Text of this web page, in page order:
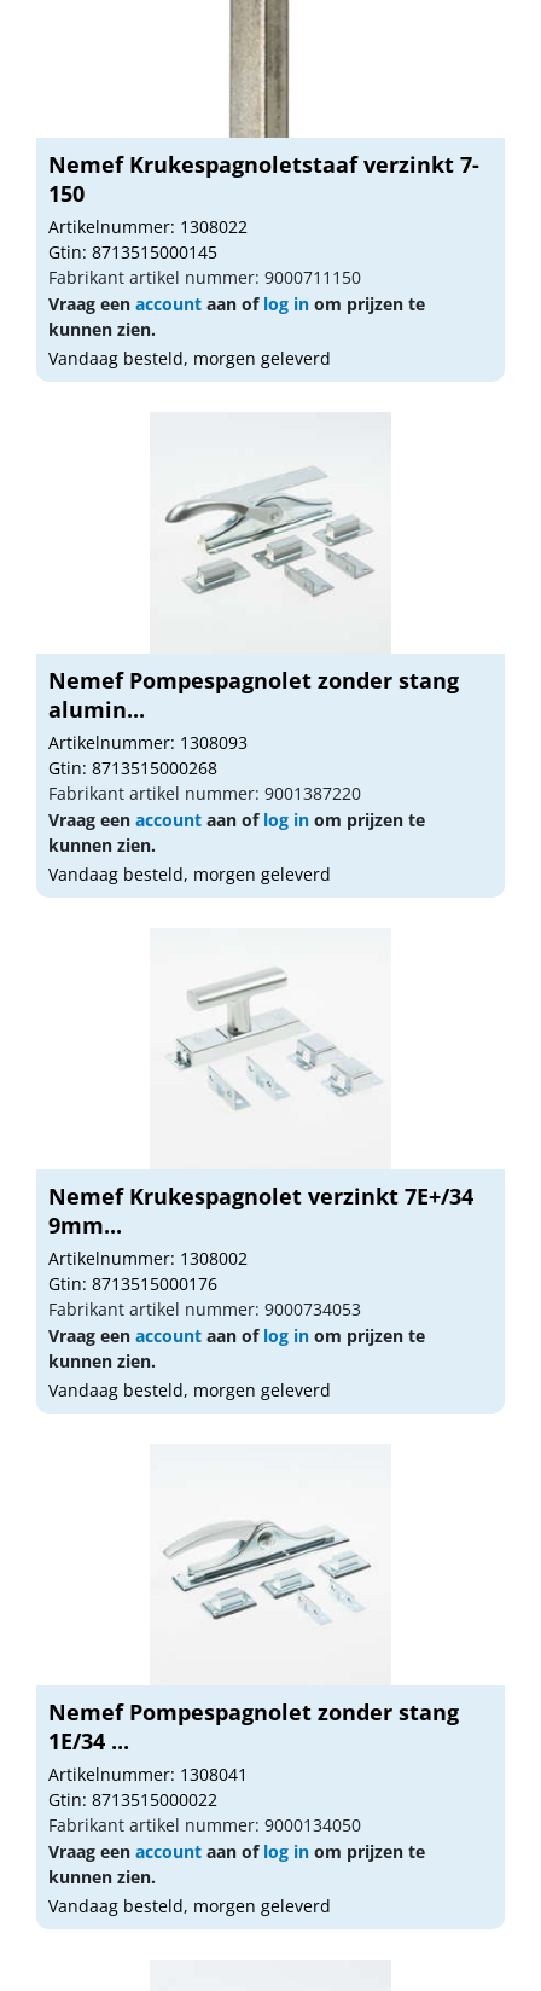
Nemef Krukespagnoletstaaf verzinkt 7-
150
Artikelnummer: 1308022
Gtin: 8713515000145
Fabrikant artikel nummer: 9000711150
Vraag een account aan of log in om prijzen te
kunnen zien.
Vandaag besteld, morgen geleverd
Nemef Pompespagnolet zonder stang
alumin...
Artikelnummer: 1308093
Gtin: 8713515000268
Fabrikant artikel nummer: 9001387220
Vraag een account aan of log in om prijzen te
kunnen zien.
Vandaag besteld, morgen geleverd
Nemef Krukespagnolet verzinkt 7E+/34
9mm...
Artikelnummer: 1308002
Gtin: 8713515000176
Fabrikant artikel nummer: 9000734053
Vraag een account aan of log in om prijzen te
kunnen zien.
Vandaag besteld, morgen geleverd
Nemef Pompespagnolet zonder stang
1E/34 ...
Artikelnummer: 1308041
Gtin: 8713515000022
Fabrikant artikel nummer: 9000134050
Vraag een account aan of log in om prijzen te
kunnen zien.
Vandaag besteld, morgen geleverd